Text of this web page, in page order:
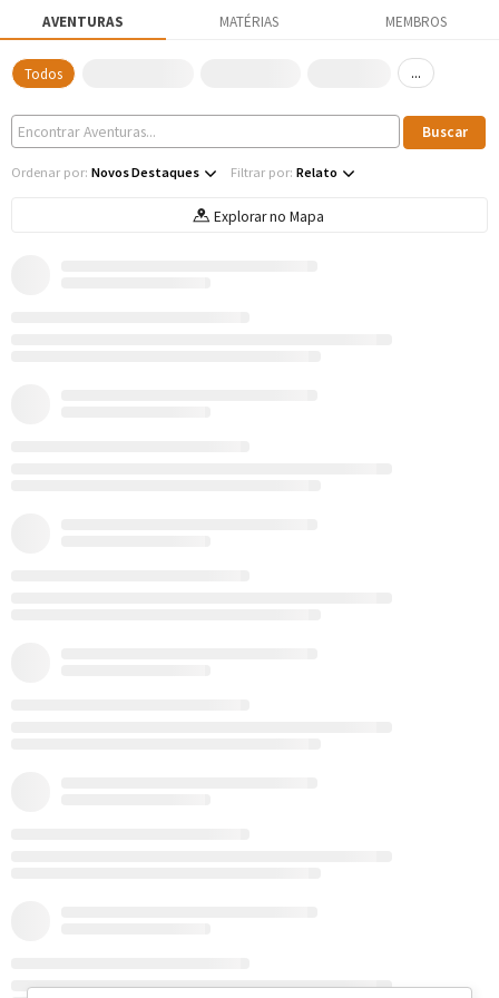
AVENTURAS MATÉRIAS MEMBROS
Todos ...
Ordenar por: Novos Destaques Filtrar por: Relato
Explorar no Mapa